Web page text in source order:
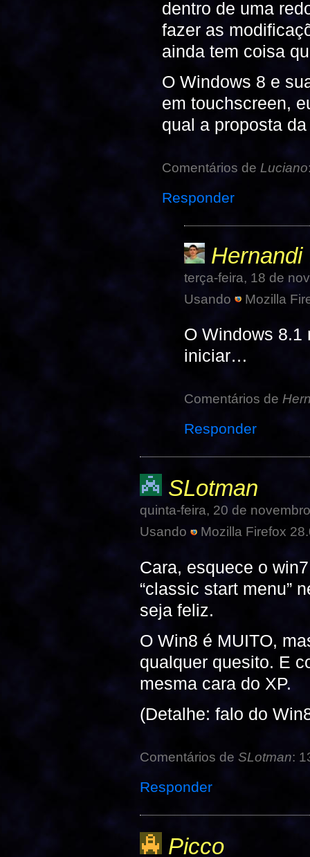
dentro de uma
fazer as
ainda tem coisa
O Windows 8 e
em touchscreen,
qual a proposta
Comentários de Luciano
Responder
Hernandi
terça-feira, 18 de
Usando
Mozilla
O Windows 8.1
iniciar…
Comentários de
Responder
SLotman
quinta-feira, 20 de
Usando
Mozilla Firefox
Cara, esquece o
“classic start menu”
seja feliz.
O Win8 é MUITO,
qualquer quesito. E
mesma cara do XP.
(Detalhe: falo do
Comentários deSLotman:
Responder
Picco